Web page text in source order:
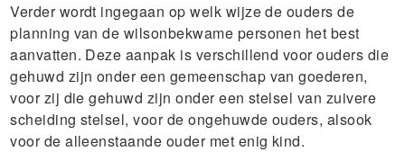
Verder wordt ingegaan op welk wijze de ouders de
planning van de wilsonbekwame personen het best
aanvatten. Deze aanpak is verschillend voor ouders die
gehuwd zijn onder een gemeenschap van goederen,
voor zij die gehuwd zijn onder een stelsel van zuivere
scheiding stelsel, voor de ongehuwde ouders, alsook
voor de alleenstaande ouder met enig kind.